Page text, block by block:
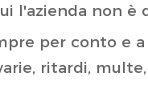
l'azienda non è
per conto e
ritardi,